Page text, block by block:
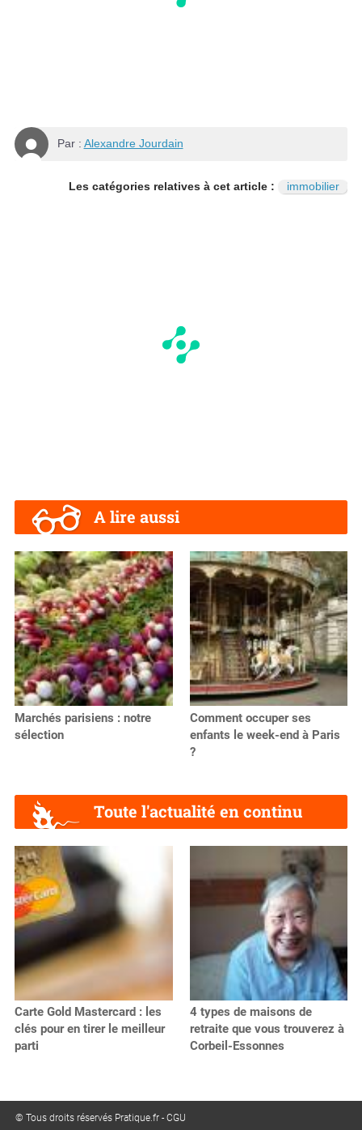
Par : Alexandre Jourdain
Les catégories relatives à cet article : immobilier
A lire aussi
Marchés parisiens : notre
sélection
Comment occuper ses
enfants le week-end à Paris
?
Toute l'actualité en continu
Carte Gold Mastercard : les
clés pour en tirer le meilleur
parti
4 types de maisons de
retraite que vous trouverez à
Corbeil-Essonnes
© Tous droits réservés Pratique.fr -CGU